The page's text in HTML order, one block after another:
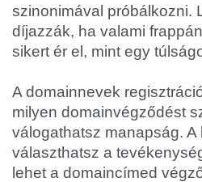
szinonimával próbálkozni.
díjazzák, ha valami
sikert ér el, mint egy
A domainnevek
milyen domainvégződést
válogathatsz manapság.
választhatsz a
lehet a domaincímed